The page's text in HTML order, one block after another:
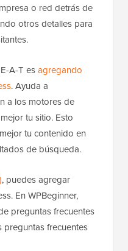
o red detrás de
otros detalles para
A-T esagregando
. Ayuda a
a los motores de
tu sitio. Esto
tu contenido en
de búsqueda.
, puedes agregar
En WPBeginner,
preguntas frecuentes
preguntas frecuentes